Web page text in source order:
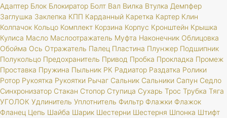
Адаптер Блок Блокиратор Болт Вал Вилка Втулка Демпфер
Заглушка Заклепка КПП Карданный Каретка Картер Клин
Колпачок Кольцо Комплект Корзина Корпус Кронштейн Крышка
Кулиса Масло Маслоотражатель Муфта Наконечник Облицовка
Обойма Ось Отражатель Палец Пластина Плунжер Подшипник
Полукольцо Предохранитель Привод Пробка Прокладка Промеж
Проставка Пружина Пыльник РК Радиатор Раздатка Ролики
Ротор Рукоятка Рукоятки Рычаг Сальник Сальники Сапун Седло
Синхронизатор Стакан Стопор Ступица Сухарь Трос Трубка Тяга
УГОЛОК Удлинитель Уплотнитель Фильтр Флажки Флажок
Фланец Цепь Шайба Шарик Шестерни Шестерня Шпонка Штифт